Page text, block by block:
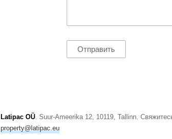
Latipac OÜ. Suur-Ameerika 12, 10119, Tallinn.
property@latipac.eu